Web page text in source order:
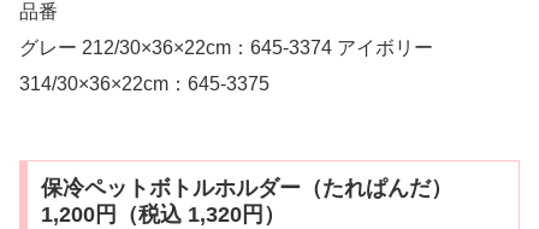
品番
グレー 212/30×36×22cm：645-3374 アイボリー
314/30×36×22cm：645-3375
保冷ペットボトルホルダー（たれぱんだ）
1,200円（税込 1,320円）